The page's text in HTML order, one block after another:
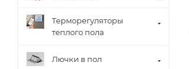
Терморегуляторы
теплого пола
Лючки в пол